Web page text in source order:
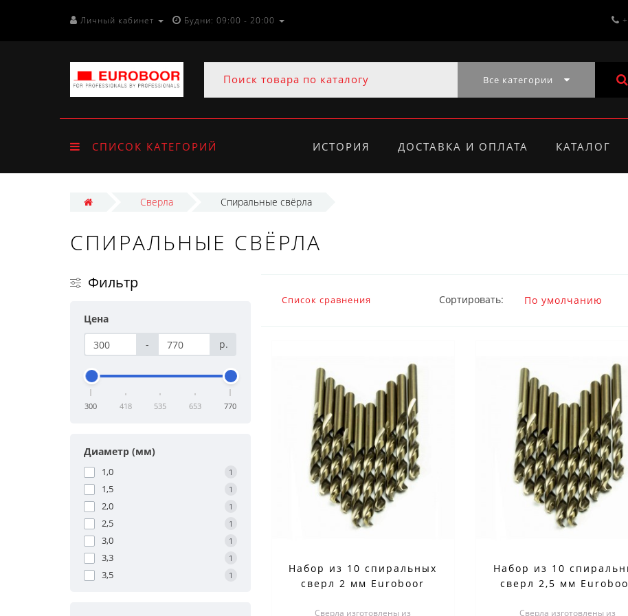
Личный кабинет Будни: 09:00 - 20:00
Все категории
СПИСОК КАТЕГОРИЙ ИСТОРИЯ ДОСТАВКА И ОПЛАТА КАТАЛОГ
Сверла Спиральные свёрла
СПИРАЛЬНЫЕ СВЁРЛА
Фильтр
Цена
-
р.
300 418 535 653 770
Диаметр (мм)
1,0 1
1,5 1
2,0 1
2,5 1
3,0 1
3,3 1
3,5 1
Список сравнения Сортировать:
Набор из 10 спиральных
сверл 2 мм Euroboor
Сверла изготовлены из
Набор из 10
сверл 2,5 мм
Сверла изготовлены из